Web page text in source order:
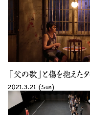
「父の歌」と傷を抱え
2021.3.21 (Sun)